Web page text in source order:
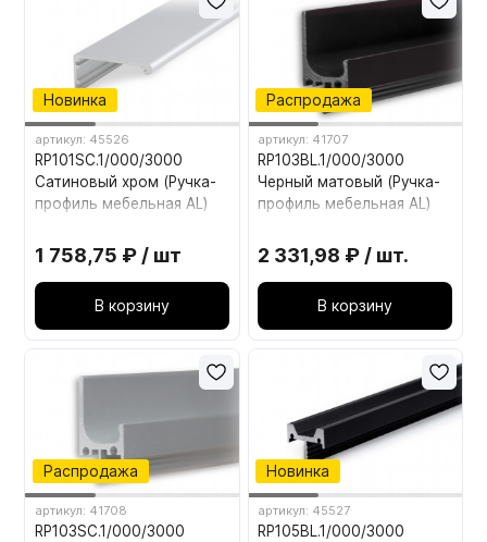
Новинка
артикул: 45526
RP101SC.1/000/3000
Сатиновый хром (Ручка-
профиль мебельная AL)
1 758,75 ₽ / шт
В корзину
Распродажа
артикул: 41707
RP103BL.1/000/3000
Черный матовый (Ручка-
профиль мебельная AL)
2 331,98 ₽ / шт.
В корзину
Распродажа
артикул: 41708
RP103SC.1/000/3000
Новинка
артикул: 45527
RP105BL.1/000/3000